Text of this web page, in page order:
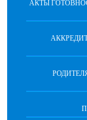
АКТЫ